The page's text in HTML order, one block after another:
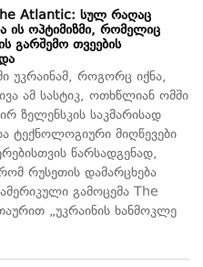
Atlantic: სულ რაღაც
ის ოპტიმიზმი, რომელიც
გარშემო თვეების
უკრაინამ, როგორც იქნა,
ამ სასტიკ, ოთხწლიან ომში
ზელენსკის საკმარისად
ტექნოლოგიური მიღწევები
წარსადგენად,
რუსეთის დამარცხება
გამოცემა The
„უკრაინის ხანმოკლე